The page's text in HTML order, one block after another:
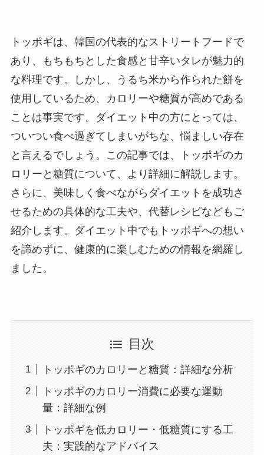
トッポギは、韓国の代表的なストリートフードで
あり、もちもちとした食感と甘辛いタレが魅力的
な料理です。しかし、うるち米から作られた餅を
使用しているため、カロリーや糖質が高めである
ことは事実です。ダイエット中の方にとっては、
ついつい食べ過ぎてしまいがちな、悩ましい存在
と言えるでしょう。この記事では、トッポギのカ
ロリーと糖質について、より詳細に解説します。
さらに、美味しく食べながらダイエットを成功さ
せるための具体的な工夫や、代替レシピなどもご
紹介します。ダイエット中でもトッポギへの想い
を諦めずに、健康的に楽しむための情報を網羅し
ました。
目次
トッポギのカロリーと糖質：詳細な分析
トッポギのカロリー消費に必要な運動
量：詳細な例
トッポギを低カロリー・低糖質にする工
夫：実践的なアドバイス